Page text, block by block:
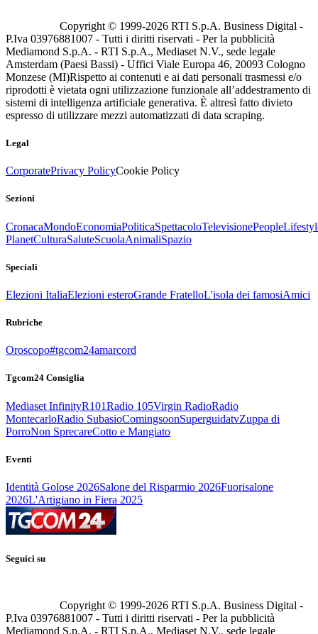
Copyright © 1999-2026 RTI S.p.A. Business Digital -
P.Iva 03976881007 - Tutti i diritti riservati - Per la pubblicità
Mediamond S.p.A. - RTI S.p.A., Mediaset N.V., sede legale
Amsterdam (Paesi Bassi) - Uffici Viale Europa 46, 20093 Cologno
Monzese (MI)Rispetto ai contenuti e ai dati personali trasmessi e/o
riprodotti è vietata ogni utilizzazione funzionale all’addestramento di
sistemi di intelligenza artificiale generativa. È altresì fatto divieto
espresso di utilizzare mezzi automatizzati di data scraping.
Legal
CorporatePrivacy PolicyCookie Policy
Sezioni
CronacaMondoEconomiaPoliticaSpettacoloTelevisionePeople
PlanetCulturaSaluteScuolaAnimaliSpazio
Speciali
Elezioni ItaliaElezioni esteroGrande FratelloL'isola dei famosiAmici
Rubriche
Oroscopo#tgcom24amarcord
Tgcom24 Consiglia
Mediaset InfinityR101Radio 105Virgin RadioRadio
MontecarloRadio SubasioComingsoonSuperguidatvZuppa di
PorroNon SprecareCotto e Mangiato
Eventi
Identità Golose 2026Salone del Risparmio 2026Fuorisalone
2026L'Artigiano in Fiera 2025
Seguici su
Copyright © 1999-2026 RTI S.p.A. Business Digital -
P.Iva 03976881007 - Tutti i diritti riservati - Per la pubblicità
Mediamond S.p.A. - RTI S.p.A., Mediaset N.V., sede legale